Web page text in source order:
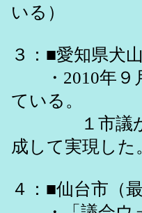
いる）
３：■愛知県犬
・2010年９月
ている。
１市議から
成して実現した
４：■仙台市（最